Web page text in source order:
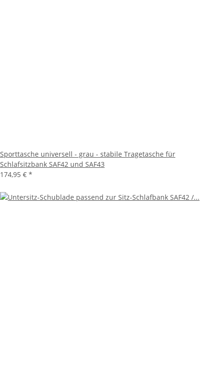
Sporttasche universell - grau - stabile Tragetasche für
Schlafsitzbank SAF42 und SAF43
174,95 € *